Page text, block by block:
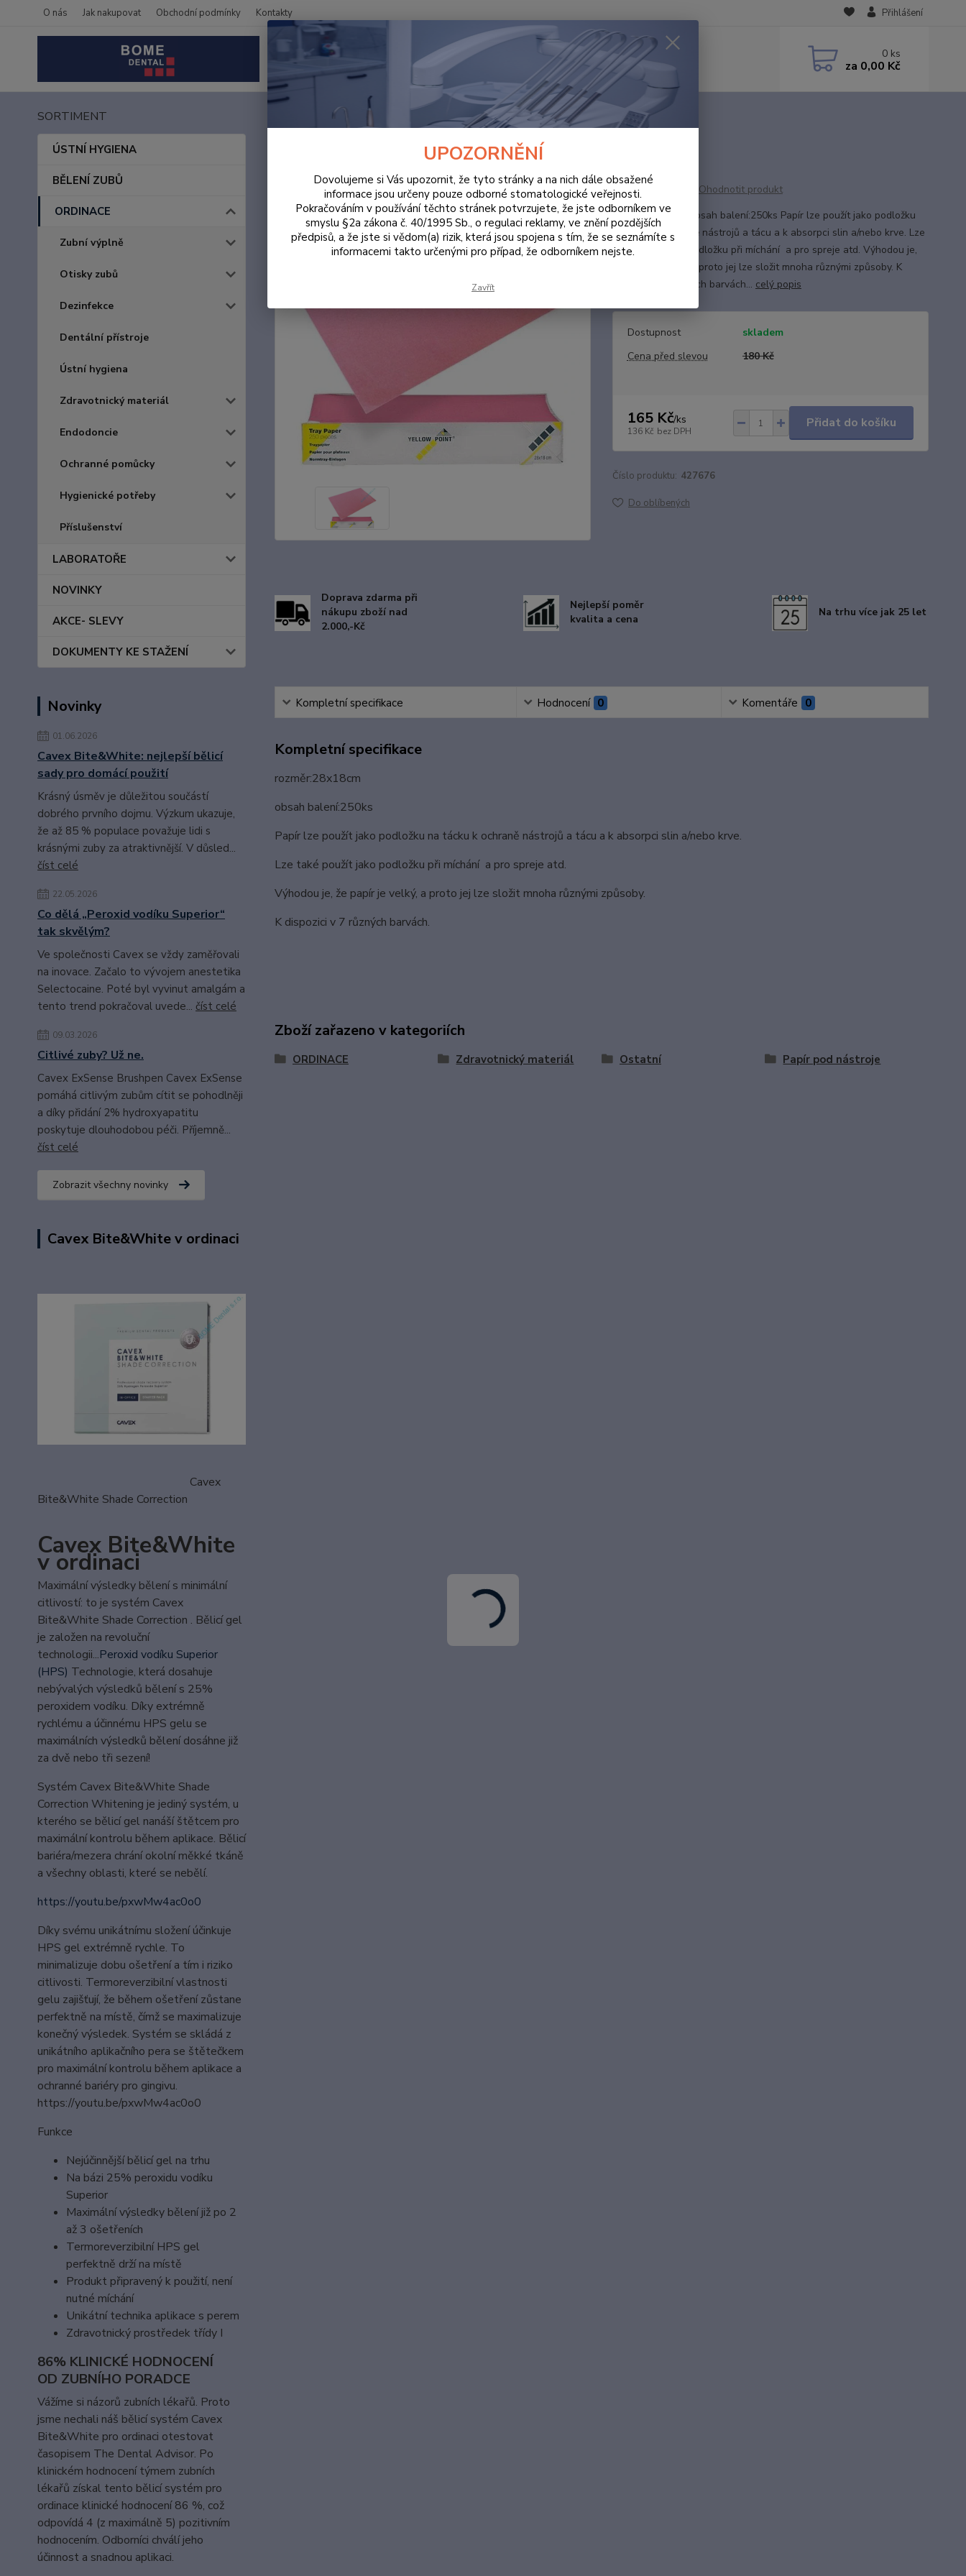
O nás Jak nakupovat Obchodní podmínky Kontakty Přihlášení
0 ks
za 0,00 Kč
SORTIMENT
ÚSTNÍ HYGIENA
BĚLENÍ ZUBŮ
ORDINACE
Zubní výplně
Otisky zubů
Dezinfekce
Dentální přístroje
Ústní hygiena
Zdravotnický materiál
Endodoncie
Ochranné pomůcky
Hygienické potřeby
Příslušenství
LABORATOŘE
NOVINKY
AKCE- SLEVY
DOKUMENTY KE STAŽENÍ
Novinky
01.06.2026
Cavex Bite&White: nejlepší bělicí
sady pro domácí použití
Krásný úsměv je důležitou součástí
dobrého prvního dojmu. Výzkum ukazuje,
že až 85 % populace považuje lidi s
krásnými zuby za atraktivnější. V důsled...
číst celé
22.05.2026
Co dělá „Peroxid vodíku Superior“
tak skvělým?
Ve společnosti Cavex se vždy zaměřovali
na inovace. Začalo to vývojem anestetika
Selectocaine. Poté byl vyvinut amalgám a
tento trend pokračoval uvede... číst celé
09.03.2026
Citlivé zuby? Už ne.
Cavex ExSense Brushpen Cavex ExSense
pomáhá citlivým zubům cítit se pohodlněji
a díky přidání 2% hydroxyapatitu
poskytuje dlouhodobou péči. Příjemně...
číst celé
Zobrazit všechny novinky
Cavex Bite&White v ordinaci
Cavex
Bite&White Shade Correction
Cavex Bite&White
v ordinaci
Maximální výsledky bělení s minimální
citlivostí: to je systém Cavex
Bite&White Shade Correction . Bělicí gel
je založen na revoluční
technologii...Peroxid vodíku Superior
(HPS) Technologie, která dosahuje
nebývalých výsledků bělení s 25%
peroxidem vodíku. Díky extrémně
rychlému a účinnému HPS gelu se
maximálních výsledků bělení dosáhne již
za dvě nebo tři sezení!
Systém Cavex Bite&White Shade
Correction Whitening je jediný systém, u
kterého se bělicí gel nanáší štětcem pro
maximální kontrolu během aplikace. Bělicí
bariéra/mezera chrání okolní měkké tkáně
a všechny oblasti, které se nebělí.
https://youtu.be/pxwMw4ac0o0
Díky svému unikátnímu složení účinkuje
HPS gel extrémně rychle. To
minimalizuje dobu ošetření a tím i riziko
citlivosti. Termoreverzibilní vlastnosti
gelu zajišťují, že během ošetření zůstane
perfektně na místě, čímž se maximalizuje
konečný výsledek. Systém se skládá z
unikátního aplikačního pera se štětečkem
pro maximální kontrolu během aplikace a
ochranné bariéry pro gingivu.
https://youtu.be/pxwMw4ac0o0
Funkce
Nejúčinnější bělicí gel na trhu
Na bázi 25% peroxidu vodíku
Superior
Maximální výsledky bělení již po 2
až 3 ošetřeních
Termoreverzibilní HPS gel
perfektně drží na místě
Produkt připravený k použití, není
nutné míchání
Unikátní technika aplikace s perem
Zdravotnický prostředek třídy I
86% KLINICKÉ HODNOCENÍ
OD ZUBNÍHO PORADCE
Vážíme si názorů zubních lékařů. Proto
jsme nechali náš bělicí systém Cavex
Bite&White pro ordinaci otestovat
časopisem The Dental Advisor. Po
klinickém hodnocení týmem zubních
lékařů získal tento bělicí systém pro
ordinace klinické hodnocení 86 %, což
odpovídá 4 (z maximálně 5) pozitivním
hodnocením. Odborníci chválí jeho
účinnost a snadnou aplikaci.
ORDINACE Papír pod nástroje 250ks růžová
Papír pod nástroje 250ks růžová
Ohodnotit produkt
rozměr:28x18cm obsah balení:250ks Papír lze použít jako podložku
na tácku k ochraně nástrojů a tácu a k absorpci slin a/nebo krve. Lze
také použít jako podložku při míchání a pro spreje atd. Výhodou je,
že papír je velký, a proto jej lze složit mnoha různými způsoby. K
dispozici v 7 různých barvách... celý popis
Dostupnost
skladem
Cena před slevou
180 Kč
165 Kč/ks
136 Kč bez DPH
Přidat do košíku
Číslo produktu: 427676
Do oblíbených
Doprava zdarma při
nákupu zboží nad
2.000,-Kč
Nejlepší poměr
kvalita a cena
Na trhu více jak 25 let
Kompletní specifikace Hodnocení 0 Komentáře 0
Kompletní specifikace
rozměr:28x18cm
obsah balení:250ks
Papír lze použít jako podložku na tácku k ochraně nástrojů a tácu a k absorpci slin a/nebo krve.
Lze také použít jako podložku při míchání a pro spreje atd.
Výhodou je, že papír je velký, a proto jej lze složit mnoha různými způsoby.
K dispozici v 7 různých barvách.
Zboží zařazeno v kategoriích
ORDINACE Zdravotnický materiál Ostatní Papír pod nástroje
UPOZORNĚNÍ
Dovolujeme si Vás upozornit, že tyto stránky a na nich dále obsažené
informace jsou určeny pouze odborné stomatologické veřejnosti.
Pokračováním v používání těchto stránek potvrzujete, že jste odborníkem ve
smyslu §2a zákona č. 40/1995 Sb., o regulaci reklamy, ve znění pozdějších
předpisů, a že jste si vědom(a) rizik, která jsou spojena s tím, že se seznámíte s
informacemi takto určenými pro případ, že odborníkem nejste.
Zavřít